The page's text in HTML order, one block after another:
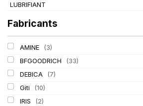
LUBRIFIANT
Fabricants
AMINE
(3)
BFGOODRICH
(33)
DEBICA
(7)
Giti
(10)
IRIS
(2)